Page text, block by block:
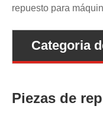
repuesto para
Categoria
Piezas de